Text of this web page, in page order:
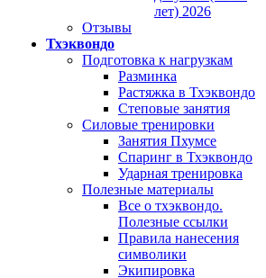
лет) 2026
Отзывы
Тхэквондо
Подготовка к нагрузкам
Разминка
Растяжка в Тхэквондо
Степовые занятия
Силовые тренировки
Занятия Пхумсе
Спаринг в Тхэквондо
Ударная тренировка
Полезные материалы
Все о тхэквондо.
Полезные ссылки
Правила нанесения
символики
Экипировка